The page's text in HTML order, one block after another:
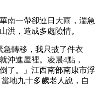
南一帶卻連日大雨，湍急
洪，造成多處險情。
急轉移，我只披了件衣
沖進屋裡。凌晨4點，
了。」江西南部南康市浮
地九十多歲老人說，自